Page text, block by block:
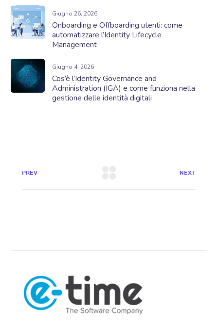
Giugno 26, 2026
Onboarding e Offboarding utenti: come
automatizzare l’Identity Lifecycle
Management
Giugno 4, 2026
Cos’è l’Identity Governance and
Administration (IGA) e come funziona nella
gestione delle identità digitali
PREV NEXT